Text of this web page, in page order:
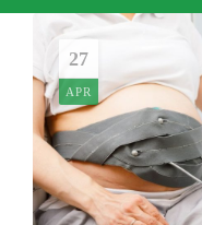
TENTANG KAMI
27
APR